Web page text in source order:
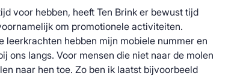
voor hebben, heeft Ten Brink er bewust tijd
om promotionele activiteiten.
leerkrachten hebben mijn mobiele nummer en
ons langs. Voor mensen die niet naar de molen
naar hen toe. Zo ben ik laatst bijvoorbeeld